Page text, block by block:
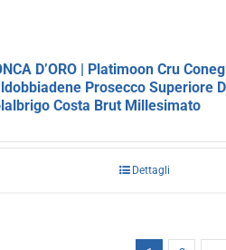
D’ORO | Platimoon Cru
Prosecco Superiore
Costa Brut Millesimato
Dettagli